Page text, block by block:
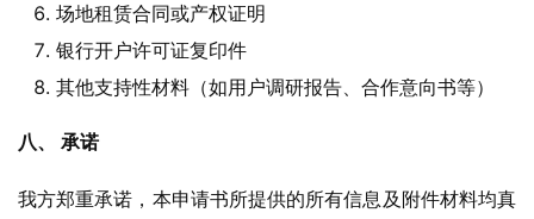
场地租赁合同或产权证明
银行开户许可证复印件
其他支持性材料（如用户调研报告、合作意向书等）
八、 承诺
我方郑重承诺，本申请书所提供的所有信息及附件材料均真